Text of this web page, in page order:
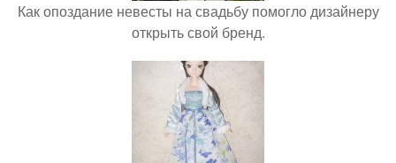
Как опоздание невесты на свадьбу помогло дизайнеру
открыть свой бренд.